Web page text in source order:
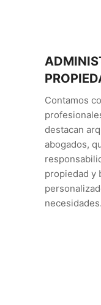
Contamos
destacan
abogados,
propiedad y
necesidades.